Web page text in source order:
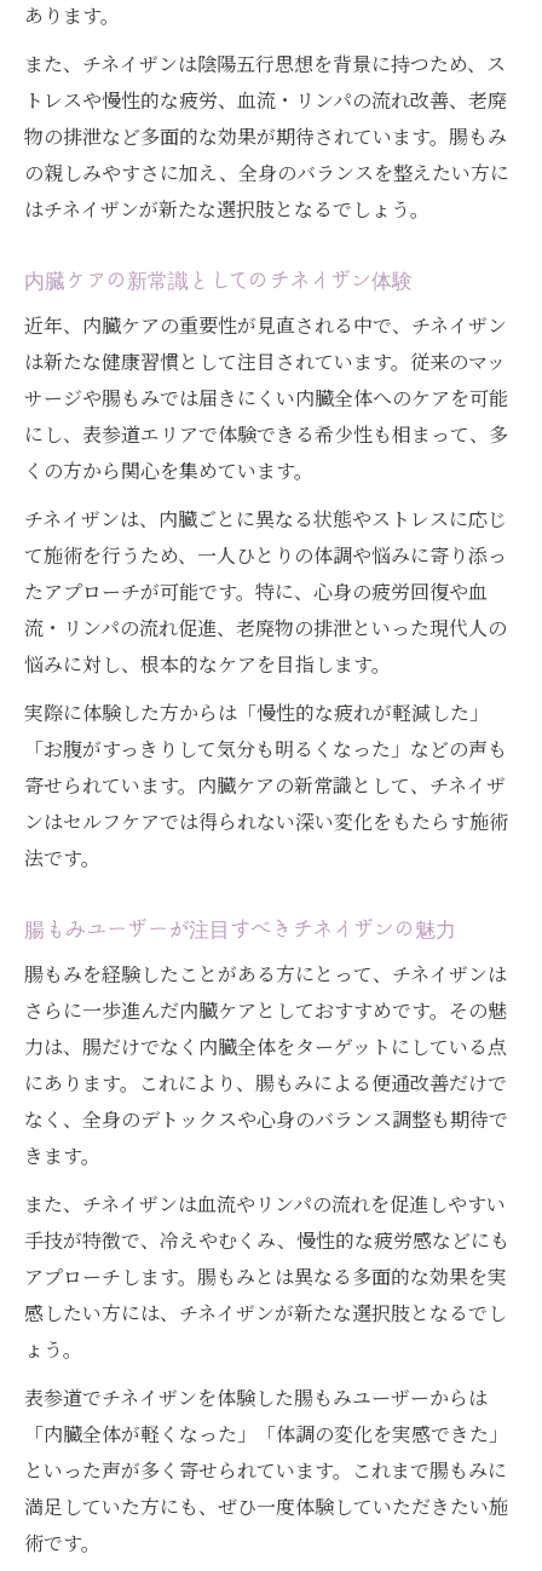
あります。
また、チネイザンは陰陽五行思想を背景に持つため、ス
トレスや慢性的な疲労、血流・リンパの流れ改善、老廃
物の排泄など多面的な効果が期待されています。腸もみ
の親しみやすさに加え、全身のバランスを整えたい方に
はチネイザンが新たな選択肢となるでしょう。
内臓ケアの新常識としてのチネイザン体験
近年、内臓ケアの重要性が見直される中で、チネイザン
は新たな健康習慣として注目されています。従来のマッ
サージや腸もみでは届きにくい内臓全体へのケアを可能
にし、表参道エリアで体験できる希少性も相まって、多
くの方から関心を集めています。
チネイザンは、内臓ごとに異なる状態やストレスに応じ
て施術を行うため、一人ひとりの体調や悩みに寄り添っ
たアプローチが可能です。特に、心身の疲労回復や血
流・リンパの流れ促進、老廃物の排泄といった現代人の
悩みに対し、根本的なケアを目指します。
実際に体験した方からは「慢性的な疲れが軽減した」
「お腹がすっきりして気分も明るくなった」などの声も
寄せられています。内臓ケアの新常識として、チネイザ
ンはセルフケアでは得られない深い変化をもたらす施術
法です。
腸もみユーザーが注目すべきチネイザンの魅力
腸もみを経験したことがある方にとって、チネイザンは
さらに一歩進んだ内臓ケアとしておすすめです。その魅
力は、腸だけでなく内臓全体をターゲットにしている点
にあります。これにより、腸もみによる便通改善だけで
なく、全身のデトックスや心身のバランス調整も期待で
きます。
また、チネイザンは血流やリンパの流れを促進しやすい
手技が特徴で、冷えやむくみ、慢性的な疲労感などにも
アプローチします。腸もみとは異なる多面的な効果を実
感したい方には、チネイザンが新たな選択肢となるでし
ょう。
表参道でチネイザンを体験した腸もみユーザーからは
「内臓全体が軽くなった」「体調の変化を実感できた」
といった声が多く寄せられています。これまで腸もみに
満足していた方にも、ぜひ一度体験していただきたい施
術です。